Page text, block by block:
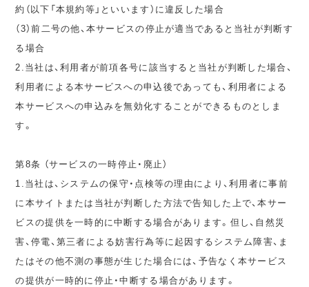
約（以下「本規約等」といいます）に違反した場合
（3）前二号の他、本サービスの停止が適当であると当社が判断す
る場合
2.当社は、利用者が前項各号に該当すると当社が判断した場合、
利用者による本サービスへの申込後であっても、利用者による
本サービスへの申込みを無効化することができるものとしま
す。
第8条 （サービスの一時停止・廃止）
1.当社は、システムの保守・点検等の理由により、利用者に事前
に本サイトまたは当社が判断した方法で告知した上で、本サー
ビスの提供を一時的に中断する場合があります。但し、自然災
害、停電、第三者による妨害行為等に起因するシステム障害、ま
たはその他不測の事態が生じた場合には、予告なく本サービス
の提供が一時的に停止・中断する場合があります。